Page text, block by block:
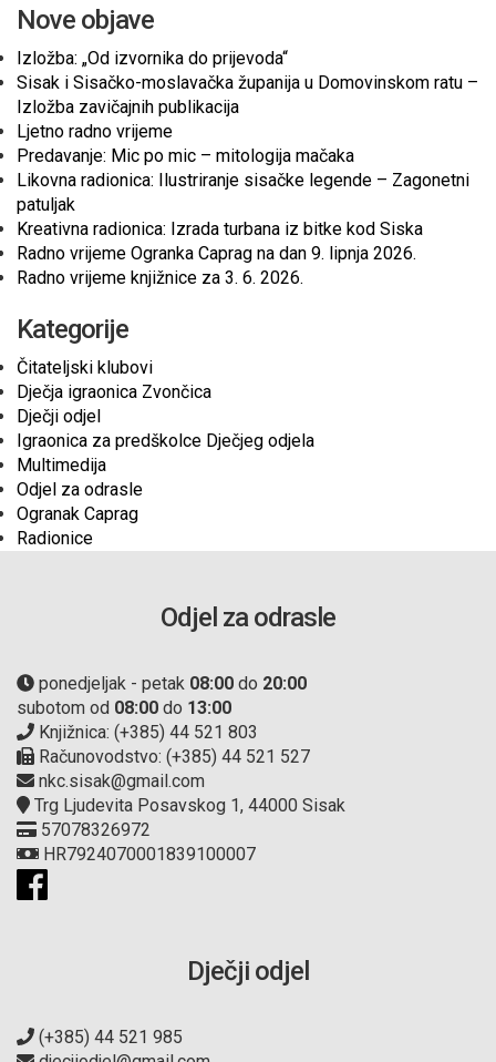
Nove objave
Izložba: „Od izvornika do prijevoda“
Sisak i Sisačko-moslavačka županija u Domovinskom ratu –
Izložba zavičajnih publikacija
Ljetno radno vrijeme
Predavanje: Mic po mic – mitologija mačaka
Likovna radionica: Ilustriranje sisačke legende – Zagonetni
patuljak
Kreativna radionica: Izrada turbana iz bitke kod Siska
Radno vrijeme Ogranka Caprag na dan 9. lipnja 2026.
Radno vrijeme knjižnice za 3. 6. 2026.
Kategorije
Čitateljski klubovi
Dječja igraonica Zvončica
Dječji odjel
Igraonica za predškolce Dječjeg odjela
Multimedija
Odjel za odrasle
Ogranak Caprag
Radionice
Odjel za odrasle
ponedjeljak - petak 08:00 do 20:00
subotom od 08:00 do 13:00
Knjižnica: (+385) 44 521 803
Računovodstvo: (+385) 44 521 527
nkc.sisak@gmail.com
Trg Ljudevita Posavskog 1, 44000 Sisak
57078326972
HR7924070001839100007
Dječji odjel
(+385) 44 521 985